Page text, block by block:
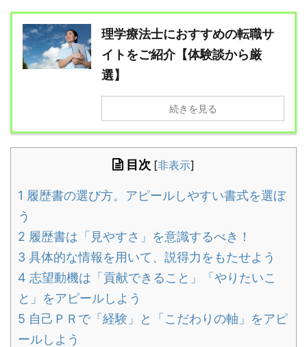
理学療法士におすすめの転職サ
イトをご紹介【体験談から厳
選】
続きを見る
目次 [非表示]
1 履歴書の選び方。アピールしやすい書式を選ぼ
う
2 履歴書は「見やすさ」を意識するべき！
3 具体的な情報を用いて、説得力をもたせよう
4 志望動機は「貢献できること」「やりたいこ
と」をアピールしよう
5 自己ＰＲで「経験」と「こだわりの軸」をアピ
ールしよう